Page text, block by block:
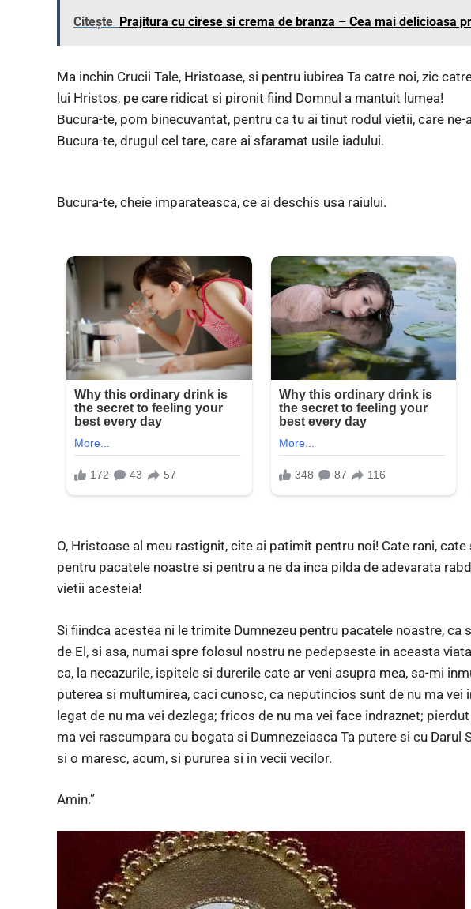
Citește Prajitura cu cirese si crema de branza – Cea mai delicioasa
Ma inchin Crucii Tale, Hristoase, si pentru iubirea Ta catre noi, zic
lui Hristos, pe care ridicat si pironit fiind Domnul a mantuit lumea!
Bucura-te, pom binecuvantat, pentru ca tu ai tinut rodul vietii, care
Bucura-te, drugul cel tare, care ai sfaramat usile iadului.
Bucura-te, cheie imparateasca, ce ai deschis usa raiului.
O, Hristoase al meu rastignit, cite ai patimit pentru noi! Cate rani,
pentru pacatele noastre si pentru a ne da inca pilda de adevarata
vietii acesteia!
Si fiindca acestea ni le trimite Dumnezeu pentru pacatele noastre, ca
de El, si asa, numai spre folosul nostru ne pedepseste in aceasta
ca, la necazurile, ispitele si durerile cate ar veni asupra mea, sa-mi
puterea si multumirea, caci cunosc, ca neputincios sunt de nu ma vei
legat de nu ma vei dezlega; fricos de nu ma vei face indraznet;
ma vei rascumpara cu bogata si Dumnezeiasca Ta putere si cu Darul
si o maresc, acum, si pururea si in vecii vecilor.
Amin.”